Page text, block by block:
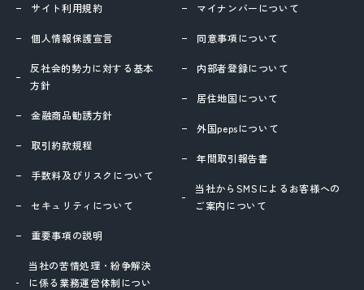
マイナンバーについて
同意事項について
内部者登録について
居住地国について
外国pepsについて
年間取引報告書
当社からSMSによるお客様への
ご案内について
サイト利用規約
個人情報保護宣言
反社会的勢力に対する基本
方針
金融商品勧誘方針
取引約款規程
手数料及びリスクについて
セキュリティについて
重要事項の説明
当社の苦情処理・紛争解決
に係る業務運営体制につい